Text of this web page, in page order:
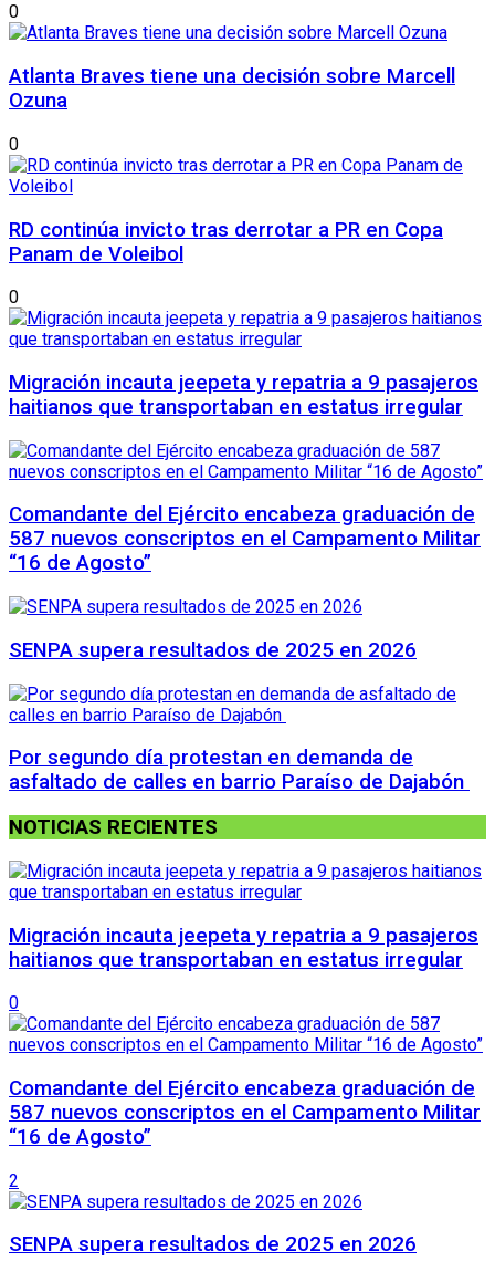
0
Atlanta Braves tiene una decisión sobre Marcell
Ozuna
0
RD continúa invicto tras derrotar a PR en Copa
Panam de Voleibol
0
Migración incauta jeepeta y repatria a 9 pasajeros
haitianos que transportaban en estatus irregular
Comandante del Ejército encabeza graduación de
587 nuevos conscriptos en el Campamento Militar
“16 de Agosto”
SENPA supera resultados de 2025 en 2026
Por segundo día protestan en demanda de
asfaltado de calles en barrio Paraíso de Dajabón
NOTICIAS RECIENTES
Migración incauta jeepeta y repatria a 9 pasajeros
haitianos que transportaban en estatus irregular
0
Comandante del Ejército encabeza graduación de
587 nuevos conscriptos en el Campamento Militar
“16 de Agosto”
2
SENPA supera resultados de 2025 en 2026